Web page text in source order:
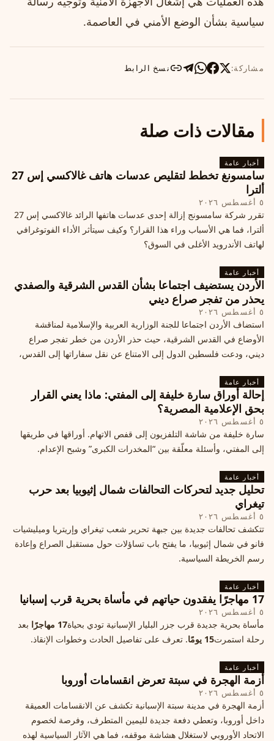
سياسية بشأن الوضع الأمني في العاصمة.
مشاركة: نسخ الرابط
مقالات ذات صلة
أخبار عامة
سامسونغ تخطط لتقليص عدسات هاتف غالاكسي إس 27
ألترا
٥ أغسطس ٢٠٢٦
تقرر شركة سامسونج إزالة إحدى عدسات هاتفها الرائد غالاكسي إس 27
ألترا، فما هي الأسباب وراء هذا القرار؟ وكيف سيتأثر الأداء الفوتوغرافي
لهاتف الأندرويد الأغلى في السوق؟
أخبار عامة
الأردن يستضيف اجتماعا بشأن القدس الشرقية والصفدي
يحذر من تفجر صراع ديني
٥ أغسطس ٢٠٢٦
استضاف الأردن اجتماعا للجنة الوزارية العربية والإسلامية لمناقشة
الأوضاع في القدس الشرقية، حيث حذر الأردن من خطر تفجر صراع
ديني، ودعت فلسطين الدول إلى الامتناع عن نقل سفاراتها إلى القدس،
أخبار عامة
إحالة أوراق سارة خليفة إلى المفتي: ماذا يعني القرار
بحق الإعلامية المصرية؟
٥ أغسطس ٢٠٢٦
سارة خليفة من شاشة التلفزيون إلى قفص الاتهام. أوراقها في طريقها
إلى المفتي، وأسئلة معلّقة بين “المخدرات الكبرى” وشبح الإعدام.
أخبار عامة
تحليل جديد لتحركات التحالفات شمال إثيوبيا بعد حرب
تيغراي
٥ أغسطس ٢٠٢٦
تتكشف تحالفات جديدة بين جبهة تحرير شعب تيغراي وإريتريا وميليشيات
فانو في شمال إثيوبيا، ما يفتح باب تساؤلات حول مستقبل الصراع وإعادة
رسم الخريطة السياسية.
أخبار عامة
17 مهاجرًا يفقدون حياتهم في مأساة بحرية قرب إسبانيا
٥ أغسطس ٢٠٢٦
مأساة بحرية جديدة قرب جزر البليار الإسبانية تودي بحياة17 مهاجرًا
بعد
رحلة استمرت15 يومًا . تعرف على تفاصيل الحادث وخطوات الإنقاذ.
أخبار عامة
أزمة الهجرة في سبتة تعرض انقسامات أوروبا
٥ أغسطس ٢٠٢٦
أزمة الهجرة في مدينة سبتة الإسبانية تكشف عن الانقسامات العميقة
داخل أوروبا، وتعطي دفعة جديدة لليمين المتطرف، وفرصة لخصوم
الاتحاد الأوروبي لاستغلال هشاشة موقفه، فما هي الآثار السياسية لهذه